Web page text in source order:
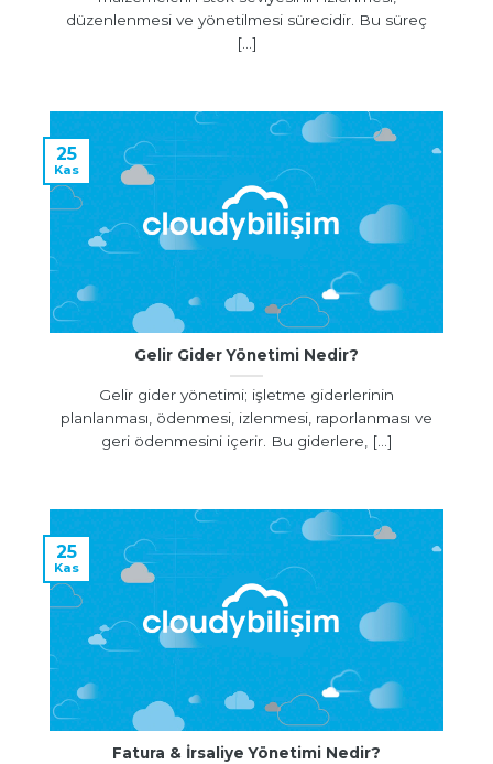
düzenlenmesi ve yönetilmesi sürecidir. Bu süreç
[...]
Gelir Gider Yönetimi Nedir?
Gelir gider yönetimi; işletme giderlerinin
planlanması, ödenmesi, izlenmesi, raporlanması ve
geri ödenmesini içerir. Bu giderlere, [...]
25
Kas
Fatura & İrsaliye Yönetimi Nedir?
25
Kas